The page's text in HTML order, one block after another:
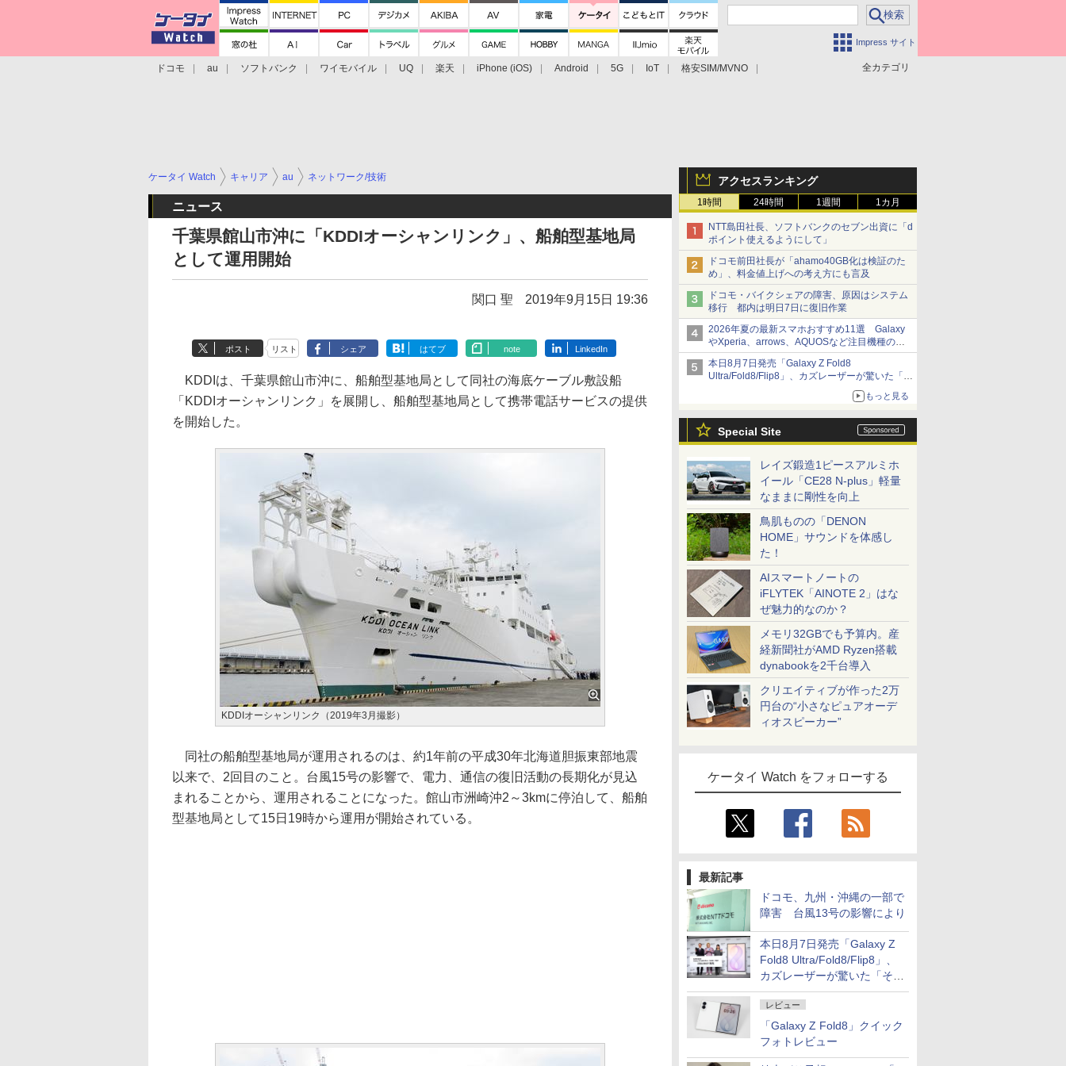
Impress サイト
全カテゴリ
ドコモ au ソフトバンク ワイモバイル UQ 楽天 iPhone (iOS) Android 5G IoT
格安SIM/MVNO
アクセスランキング
1時間 24時間 1週間 1カ月
NTT島田社長、ソフトバンクのセブン出資に「d
ポイント使えるようにして」
ドコモ前田社長が「ahamo40GB化は検証のた
め」、料金値上げへの考え方にも言及
ドコモ・バイクシェアの障害、原因はシステム
移行 都内は明日7日に復旧作業
2026年夏の最新スマホおすすめ11選 Galaxy
やXperia、arrows、AQUOSなど注目機種の特
徴は
本日8月7日発売「Galaxy Z Fold8
Ultra/Fold8/Flip8」、カズレーザーが驚いた「そ
もっと見る
Special Site
レイズ鍛造1ピースアルミホ
イール「CE28 N-plus」軽量
なままに剛性を向上
鳥肌ものの「DENON
HOME」サウンドを体感し
た！
AIスマートノートの
iFLYTEK「AINOTE 2」はな
ぜ魅力的なのか？
メモリ32GBでも予算内。産
経新聞社がAMD Ryzen搭載
dynabookを2千台導入
クリエイティブが作った2万
円台の“小さなピュアオーデ
ィオスピーカー”
ケータイ Watch をフォローする
最新記事
ドコモ、九州・沖縄の一部で
障害 台風13号の影響により
本日8月7日発売「Galaxy Z
Fold8 Ultra/Fold8/Flip8」、
カズレーザーが驚いた「そば
屋のメニュー並みの薄さ」
レビュー
「Galaxy Z Fold8」クイック
フォトレビュー
ケータイ Watch キャリア au ネットワーク/技術
ニュース
千葉県館山市沖に「KDDIオーシャンリンク」、船舶型基地局
として運用開始
関口 聖 2019年9月15日 19:36
ポスト リスト シェア はてブ note LinkedIn
KDDIは、千葉県館山市沖に、船舶型基地局として同社の海底ケーブル敷設船
「KDDIオーシャンリンク」を展開し、船舶型基地局として携帯電話サービスの提供
を開始した。
KDDIオーシャンリンク（2019年3月撮影）
同社の船舶型基地局が運用されるのは、約1年前の平成30年北海道胆振東部地震
以来で、2回目のこと。台風15号の影響で、電力、通信の復旧活動の長期化が見込
まれることから、運用されることになった。館山市洲崎沖2～3kmに停泊して、船舶
型基地局として15日19時から運用が開始されている。